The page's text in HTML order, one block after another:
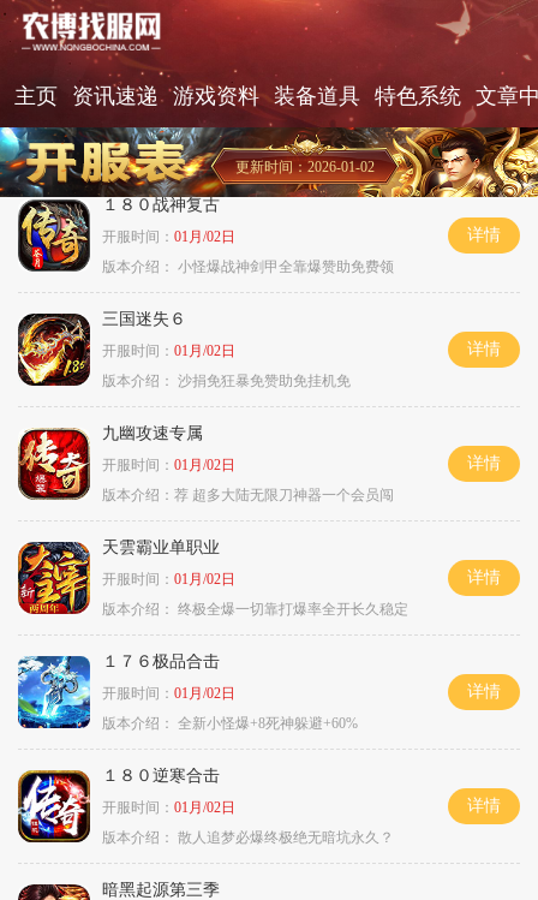
主页 资讯速递 游戏资料 装备道具 特色系统 文章
更新时间：2026-01-02
１８０战神复古
开服时间： 01月/02日
版本介绍： 小怪爆战神剑甲全靠爆赞助免费领
详情
三国迷失６
开服时间： 01月/02日
版本介绍： 沙捐免狂暴免赞助免挂机免
详情
九幽攻速专属
开服时间： 01月/02日
版本介绍： 荐 超多大陆无限刀神器一个会员闯
详情
天雲霸业单职业
开服时间： 01月/02日
版本介绍： 终极全爆一切靠打爆率全开长久稳定
详情
１７６极品合击
开服时间： 01月/02日
版本介绍： 全新小怪爆+8死神躲避+60%
详情
１８０逆寒合击
开服时间： 01月/02日
版本介绍： 散人追梦必爆终极绝无暗坑永久？
详情
暗黑起源第三季